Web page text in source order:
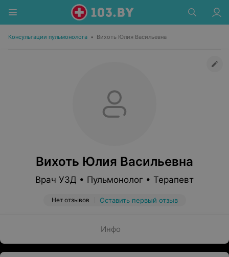
Консультации пульмонолога • Вихоть Юлия Васильевна
Вихоть Юлия Васильевна
Врач УЗД • Пульмонолог • Терапевт
Нет отзывов Оставить первый отзыв
Инфо